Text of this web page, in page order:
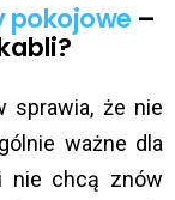
pokojowe –
sprawia, że nie
ważne dla
nie chcą znów